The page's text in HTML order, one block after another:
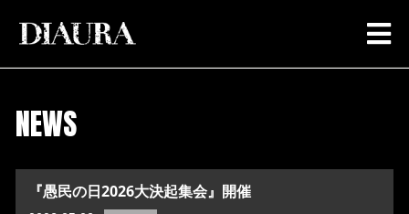
NEWS
『愚民の日2026大決起集会』開催